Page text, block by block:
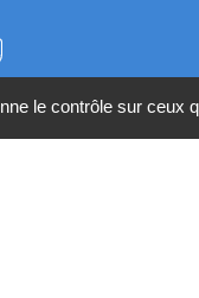
web
le contrôle sur ceux